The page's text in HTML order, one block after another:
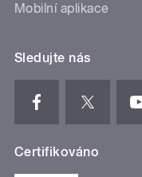
Mobilní aplikace
Sledujte nás
Certifikováno